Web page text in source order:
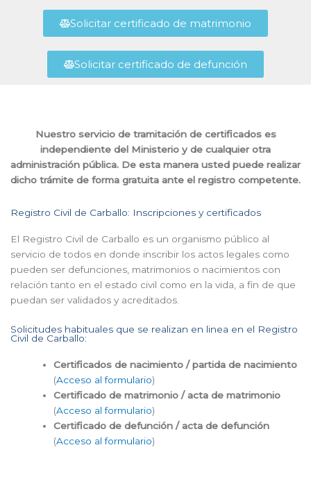
Solicitar certificado de matrimonio
Solicitar certificado de defunción
Nuestro servicio de tramitación de certificados es
independiente del Ministerio y de cualquier otra
administración pública. De esta manera usted puede realizar
dicho trámite de forma gratuita ante el registro competente.
Registro Civil de Carballo: Inscripciones y certificados
El Registro Civil de Carballo es un organismo público al
servicio de todos en donde inscribir los actos legales como
pueden ser defunciones, matrimonios o nacimientos con
relación tanto en el estado civil como en la vida, a fin de que
puedan ser validados y acreditados.
Solicitudes habituales que se realizan en linea en el Registro
Civil de Carballo:
Certificados de nacimiento / partida de nacimiento
(Acceso al formulario)
Certificado de matrimonio / acta de matrimonio
(Acceso al formulario)
Certificado de defunción / acta de defunción
(Acceso al formulario)